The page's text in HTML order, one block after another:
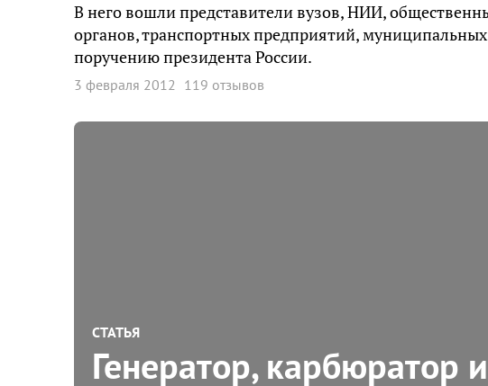
В него вошли представители вузов, НИИ,
органов, транспортных предприятий,
поручению президента России.
3 февраля 2012 119 отзывов
СТАТЬЯ
Генератор, карбюратор